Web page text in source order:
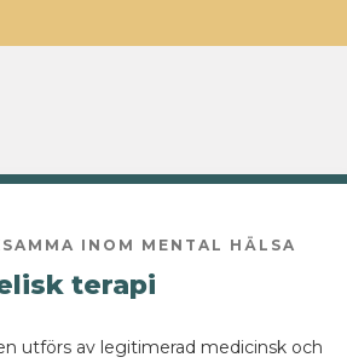
INOM MENTAL HÄLSA
terapi
utförs av legitimerad medicinsk och